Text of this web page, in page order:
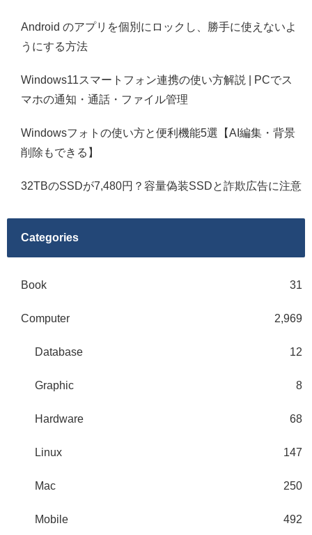
Android のアプリを個別にロックし、勝手に使えないよ
うにする方法
Windows11スマートフォン連携の使い方解説 | PCでス
マホの通知・通話・ファイル管理
Windowsフォトの使い方と便利機能5選【AI編集・背景
削除もできる】
32TBのSSDが7,480円？容量偽装SSDと詐欺広告に注意
Categories
Book 31
Computer 2,969
Database 12
Graphic 8
Hardware 68
Linux 147
Mac 250
Mobile 492